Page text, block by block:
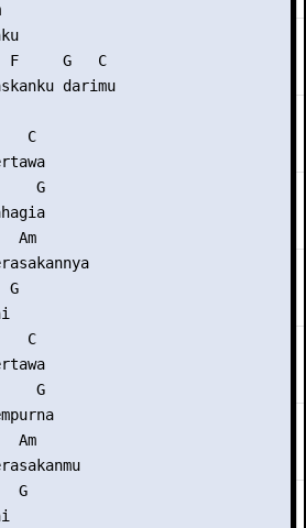
F     G   C
darimu
C
G
Am
G
C
G
Am
G